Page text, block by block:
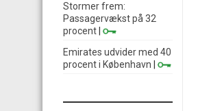
Stormer frem:
Passagervækst på 32
procent
Emirates udvider med 40
procent i København